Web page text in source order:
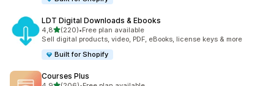
LDT Digital Downloads & Ebooks
4,85 yıldız üzerinden
(220)
toplam 220 değerlendirme
•Free plan available
Sell digital products, video, PDF, eBooks, license keys & more
Built for Shopify
Courses Plus